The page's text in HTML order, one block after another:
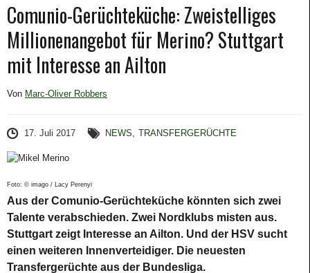
Comunio-Gerüchteküche: Zweistelliges
Millionenangebot für Merino? Stuttgart
mit Interesse an Ailton
Von Marc-Oliver Robbers
17. Juli 2017 NEWS, TRANSFERGERÜCHTE
Foto: © imago / Lacy Perenyi
Aus der Comunio-Gerüchteküche könnten sich zwei
Talente verabschieden. Zwei Nordklubs misten aus.
Stuttgart zeigt Interesse an Ailton. Und der HSV sucht
einen weiteren Innenverteidiger. Die neuesten
Transfergerüchte aus der Bundesliga.